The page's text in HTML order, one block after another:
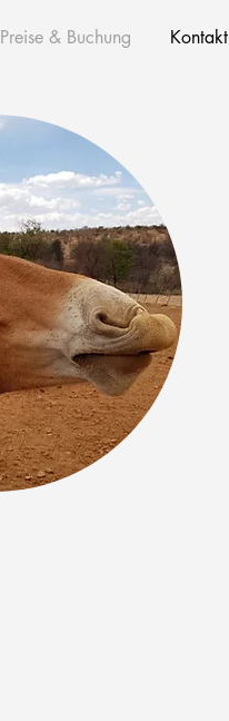
Preise & Buchung Kontakt